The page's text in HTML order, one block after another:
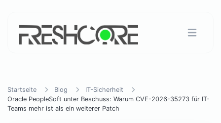
Startseite Blog
IT-Sicherheit
Oracle PeopleSoft unter Beschuss: Warum CVE-2026-35273 für IT-
Teams mehr ist als ein weiterer Patch